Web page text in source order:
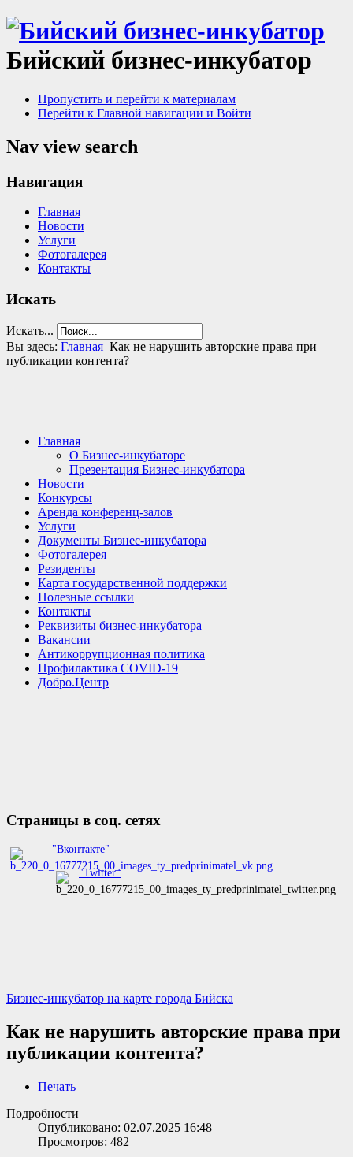
Бийский бизнес-инкубатор
Пропустить и перейти к материалам
Перейти к Главной навигации и Войти
Nav view search
Навигация
Главная
Новости
Услуги
Фотогалерея
Контакты
Искать
Искать...
Вы здесь: Главная Как не нарушить авторские права при
публикации контента?
Главная
О Бизнес-инкубаторе
Презентация Бизнес-инкубатора
Новости
Конкурсы
Аренда конференц-залов
Услуги
Документы Бизнес-инкубатора
Фотогалерея
Резиденты
Карта государственной поддержки
Полезные ссылки
Контакты
Реквизиты бизнес-инкубатора
Вакансии
Антикоррупционная политика
Профилактика COVID-19
Добро.Центр
Страницы в соц. сетях
"Вконтакте"
"Twitter"
Бизнес-инкубатор на карте города Бийска
Как не нарушить авторские права при
публикации контента?
Печать
Подробности
Опубликовано: 02.07.2025 16:48
Просмотров: 482